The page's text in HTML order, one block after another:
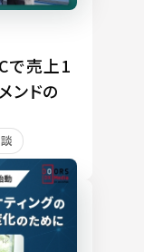
で売上1
ンドの